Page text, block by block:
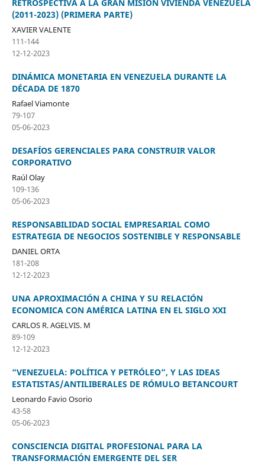
RETROSPECTIVA A LA GRAN MISIÓN VIVIENDA VENEZUELA
(2011-2023) (PRIMERA PARTE)
XAVIER VALENTE
111-144
12-12-2023
DINÁMICA MONETARIA EN VENEZUELA DURANTE LA
DÉCADA DE 1870
Rafael Viamonte
79-107
05-06-2023
DESAFÍOS GERENCIALES PARA CONSTRUIR VALOR
CORPORATIVO
Raúl Olay
109-136
05-06-2023
RESPONSABILIDAD SOCIAL EMPRESARIAL COMO
ESTRATEGIA DE NEGOCIOS SOSTENIBLE Y RESPONSABLE
DANIEL ORTA
181-208
12-12-2023
UNA APROXIMACIÓN A CHINA Y SU RELACIÓN
ECONOMICA CON AMÉRICA LATINA EN EL SIGLO XXI
CARLOS R. AGELVIS. M
89-109
12-12-2023
“VENEZUELA: POLÍTICA Y PETRÓLEO”, Y LAS IDEAS
ESTATISTAS/ANTILIBERALES DE RÓMULO BETANCOURT
Leonardo Favio Osorio
43-58
05-06-2023
CONSCIENCIA DIGITAL PROFESIONAL PARA LA
TRANSFORMACIÓN EMERGENTE DEL SER